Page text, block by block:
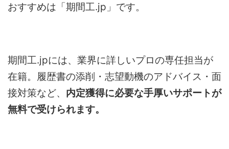
おすすめは「期間工.jp」です。
期間工.jpには、業界に詳しいプロの専任担当が
在籍。履歴書の添削・志望動機のアドバイス・面
接対策など、 内定獲得に必要な手厚いサポートが
無料で受けられます。